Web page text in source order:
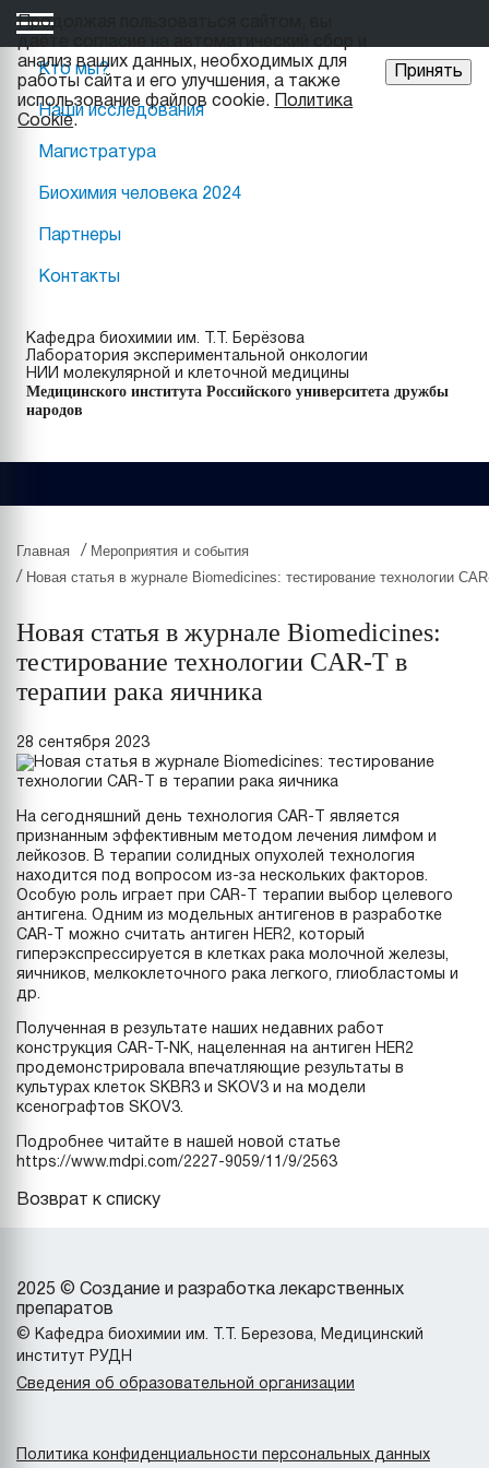
Кто мы?
Наши исследования
Магистратура
Биохимия человека 2024
Партнеры
Контакты
Кафедра биохимии им. Т.Т. Берёзова
Лаборатория экспериментальной онкологии
НИИ молекулярной и клеточной медицины
Медицинского института Российского университета дружбы
народов
Главная / Мероприятия и события
/ Новая статья в журнале Biomedicines: тестирование технологии
Новая статья в журнале Biomedicines:
тестирование технологии CAR-T в
терапии рака яичника
28 сентября 2023
На сегодняшний день технология CAR-T является
признанным эффективным методом лечения лимфом и
лейкозов. В терапии солидных опухолей технология
находится под вопросом из-за нескольких факторов.
Особую роль играет при CAR-T терапии выбор целевого
антигена. Одним из модельных антигенов в разработке
CAR-T можно считать антиген HER2, который
гиперэкспрессируется в клетках рака молочной железы,
яичников, мелкоклеточного рака легкого, глиобластомы и
др.
Полученная в результате наших недавних работ
конструкция CAR-T-NK, нацеленная на антиген HER2
продемонстрировала впечатляющие результаты в
культурах клеток SKBR3 и SKOV3 и на модели
ксенографтов SKOV3.
Подробнее читайте в нашей новой статье
https://www.mdpi.com/2227-9059/11/9/2563
Возврат к списку
2025 © Создание и разработка лекарственных
препаратов
© Кафедра биохимии им. Т.Т. Березова, Медицинский
институт РУДН
Сведения об образовательной организации
Политика конфиденциальности персональных данных
Продолжая пользоваться сайтом, вы
анализ ваших данных, необходимых для
работы сайта и его улучшения, а также
использование файлов cookie.
Политика
Cookie.
Принять